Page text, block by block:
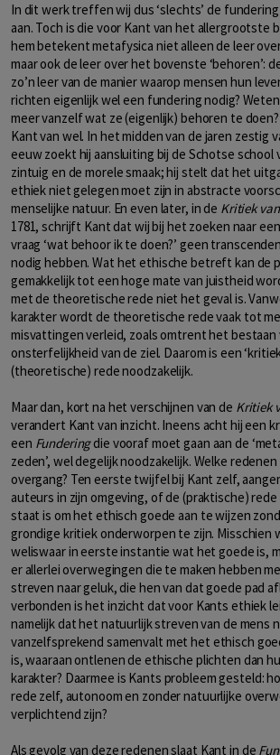
In dit werk treffen wij dus ‘slechts’ de
aan. Toch is die voor Kant van het allergrootste
hem betekent metafysica niet alleen de leer
maar ook de leer over het bovenste ‘behoren’:
zo’n leer van de manier waarop mensen hun
richten eigenlijk wel een fundering nodig?
meer vanzelf wat ze (eigenlijk) behoren te
Kant van wel. In het midden van de jaren zestig
eeuw zoekt hij aansluiting bij de Schotse school
zintuig en de morele smaak; hij stelt dat het
ethiek niet gelegen moet zijn in abstracte
menselijke natuur. En even later, in de Kritiek
1781, schrijft Kant dat wij bij het zoeken naar
vraag ‘wat behoor ik te doen?’ geen
nodig hebben. Wat het ethische betreft kan de
gemakkelijk tot een hoge mate van juistheid
met de theoretische rede niet het geval is.
karakter wordt de theoretische rede vaak tot
misvattingen verleid, zoals omtrent het bestaan
onsterfelijkheid van de ziel. Daarom is een
(theoretische) rede noodzakelijk.
Maar dan, kort na het verschijnen van de Kritiek
verandert Kant van inzicht. Ineens acht hij een
een Funderingdie vooraf moet gaan aan de
zeden’, wel degelijk noodzakelijk. Welke
overgang? Ten eerste twijfel bij Kant zelf,
auteurs in zijn omgeving, of de (praktische)
staat is om het ethisch goede aan te wijzen
grondige kritiek onderworpen te zijn. Misschien
weliswaar in eerste instantie wat het goede is,
er allerlei overwegingen die te maken hebben
streven naar geluk, die hen van dat goede pad
verbonden is het inzicht dat voor Kants ethiek
namelijk dat het natuurlijk streven van de mens
vanzelfsprekend samenvalt met het ethisch
is, waaraan ontlenen de ethische plichten dan
karakter? Daarmee is Kants probleem gesteld:
rede zelf, autonoom en zonder natuurlijke
verplichtend zijn?
Als gevolg van deze redenen slaat Kant in de